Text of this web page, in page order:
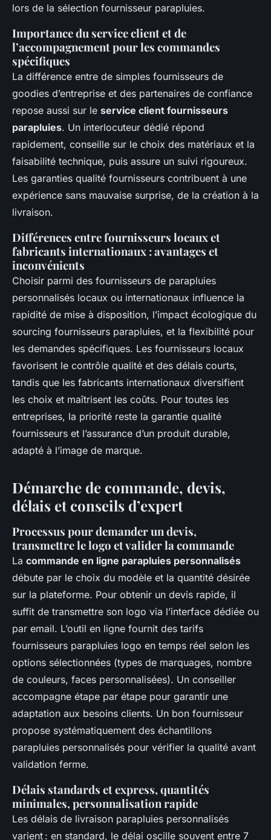
lors de la sélection fournisseur parapluies.
Importance du service client et de
l’accompagnement pour les commandes
spécifiques
La différence entre de simples fournisseurs de
goodies d’entreprise et des partenaires de confiance
repose aussi sur le service client fournisseurs
parapluies. Un interlocuteur dédié répond
rapidement, conseille sur le choix des matériaux et la
faisabilité technique, puis assure un suivi rigoureux.
Les garanties qualité fournisseurs contribuent à une
expérience sans mauvaise surprise, de la création à la
livraison.
Différences entre fournisseurs locaux et
fabricants internationaux : avantages et
inconvénients
Choisir parmi des fournisseurs de parapluies
personnalisés locaux ou internationaux influence la
rapidité de mise à disposition, l’impact écologique du
sourcing fournisseurs parapluies, et la flexibilité pour
les demandes spécifiques. Les fournisseurs locaux
favorisent le contrôle qualité et des délais courts,
tandis que les fabricants internationaux diversifient
les choix et maîtrisent les coûts. Pour toutes les
entreprises, la priorité reste la garantie qualité
fournisseurs et l’assurance d’un produit durable,
adapté à l’image de marque.
Démarche de commande, devis,
délais et conseils d’expert
Processus pour demander un devis,
transmettre le logo et valider la commande
La commande en ligne parapluies personnalisés
débute par le choix du modèle et la quantité désirée
sur la plateforme. Pour obtenir un devis rapide, il
suffit de transmettre son logo via l’interface dédiée ou
par email. L’outil en ligne fournit des tarifs
fournisseurs parapluies logo en temps réel selon les
options sélectionnées (types de marquages, nombre
de couleurs, faces personnalisées). Un conseiller
accompagne étape par étape pour garantir une
adaptation aux besoins clients. Un bon fournisseur
propose systématiquement des échantillons
parapluies personnalisés pour vérifier la qualité avant
validation ferme.
Délais standards et express, quantités
minimales, personnalisation rapide
Les délais de livraison parapluies personnalisés
varient : en standard, le délai oscille souvent entre 7